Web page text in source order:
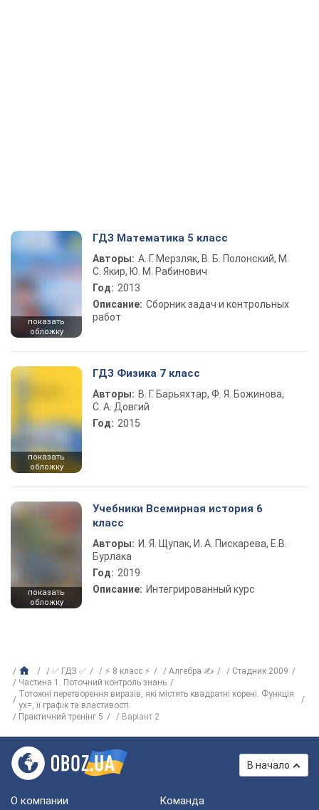
показать
обложку
ГДЗ Математика 5 класс
Авторы: А. Г. Мерзляк, В. Б. Полонский, М.
С. Якир, Ю. М. Рабинович
Год: 2013
Описание: Сборник задач и контрольных
работ
показать
обложку
ГДЗ Физика 7 класс
Авторы: В. Г. Барьяхтар, Ф. Я. Божинова,
С. А. Довгий
Год: 2015
показать
обложку
Учебники Всемирная история 6
класс
Авторы: И. Я. Щупак, И. А. Пискарева, Е.В.
Бурлака
Год: 2019
Описание: Интегрированный курс
✅ ГДЗ ✅ ⚡ 8 класс ⚡ Алгебра ✍
Стадник 2009
Частина 1. Поточний контроль знань
Тотожні перетворення виразів, які містять квадратні корені. Функція
yx=, її графік та властивості
Практичний тренінг 5
Варіант 2
В начало
О компании Команда